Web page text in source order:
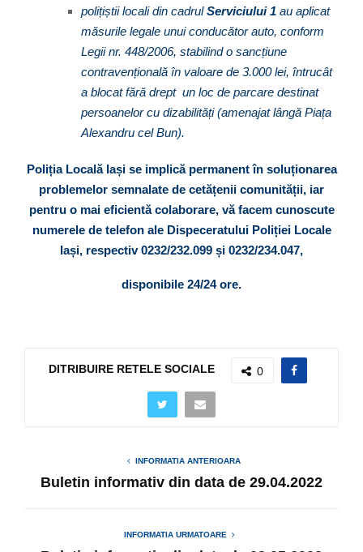
polițiștii locali din cadrulServiciului 1 au aplicat
măsurile legale unui conducător auto, conform
Legii nr. 448/2006, stabilind o sancțiune
contravențională în valoare de 3.000 lei, întrucât
a blocat fără drept un loc de parcare destinat
persoanelor cu dizabilități (amenajat lângă Piața
Alexandru cel Bun).
Poliția Locală Iași se implică permanent în soluționarea
problemelor semnalate de cetățenii comunității, iar
pentru o mai eficientă colaborare, vă facem cunoscute
numerele de telefon ale Dispeceratului Poliției Locale
Iași, respectiv 0232/232.099 și 0232/234.047,
disponibile 24/24 ore.
DITRIBUIRE RETELE SOCIALE 0
INFORMATIA ANTERIOARA
Buletin informativ din data de 29.04.2022
INFORMATIA URMATOARE